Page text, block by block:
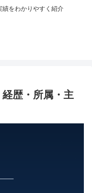
績をわかりやすく紹介
歴・所属・主